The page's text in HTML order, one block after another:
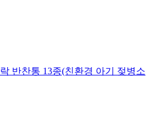
반찬통 13종(친환경 아기 젖병소